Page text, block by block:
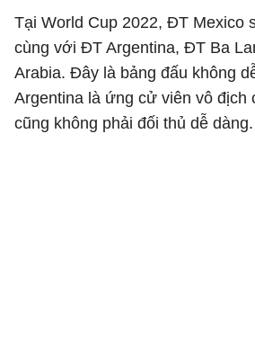
Tại World Cup 2022, ĐT Mexico
cùng với ĐT Argentina, ĐT Ba
Arabia. Đây là bảng đấu không
Argentina là ứng cử viên vô địch
cũng không phải đối thủ dễ dàng.